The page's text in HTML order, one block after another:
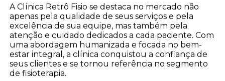
A Clínica Retrô Fisio se destaca no mercado não
apenas pela qualidade de seus serviços e pela
excelência de sua equipe, mas também pela
atenção e cuidado dedicados a cada paciente. Com
uma abordagem humanizada e focada no bem-
estar integral, a clínica conquistou a confiança de
seus clientes e se tornou referência no segmento
de fisioterapia.